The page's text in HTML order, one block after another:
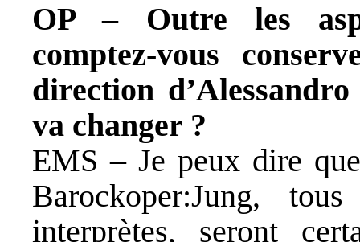
OP – Outre les
comptez-vous
direction
va changer ?
EMS – Je peux dire
Barockoper:Jung,
interprètes, seront